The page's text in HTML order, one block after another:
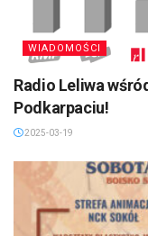
WIADOMOŚCI
Radio Leliwa
Podkarpaciu!
2025-03-19